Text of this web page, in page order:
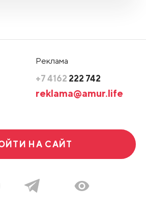
Реклама
+7 4162 222 742
reklama@amur.life
НА САЙТ